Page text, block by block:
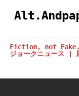
Fiction, not Fake.
ジョークニュース |